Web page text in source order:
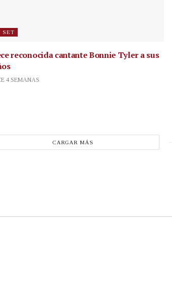
SET
reconocida cantanteBonnie Tyler a sus
4 SEMANAS
CARGAR MÁS